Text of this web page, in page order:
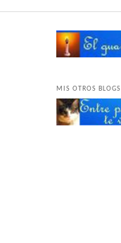
MIS OTROS BLOGS